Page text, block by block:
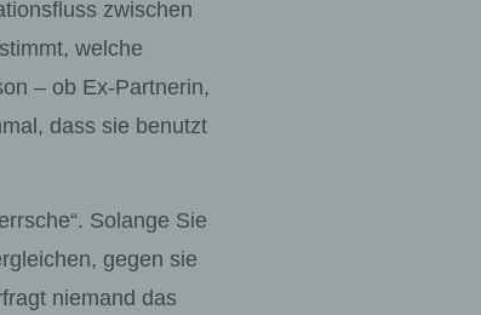
zwischen
welche
– ob Ex-Partnerin,
dass sie benutzt
Solange Sie
gegen sie
niemand das